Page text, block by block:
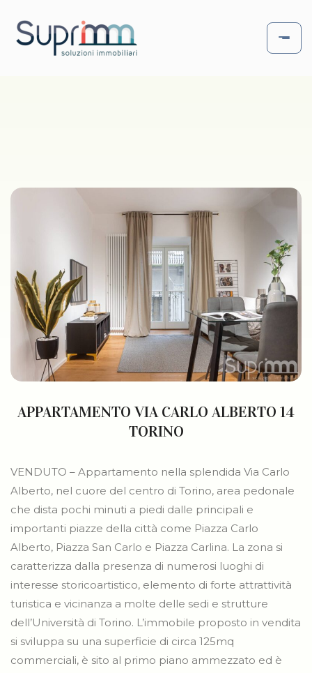
APPARTAMENTO VIA CARLO ALBERTO 14
TORINO
VENDUTO – Appartamento nella splendida Via Carlo
Alberto, nel cuore del centro di Torino, area pedonale
che dista pochi minuti a piedi dalle principali e
importanti piazze della città come Piazza Carlo
Alberto, Piazza San Carlo e Piazza Carlina. La zona si
caratterizza dalla presenza di numerosi luoghi di
interesse storicoartistico, elemento di forte attrattività
turistica e vicinanza a molte delle sedi e strutture
dell’Università di Torino. L’immobile proposto in vendita
si sviluppa su una superficie di circa 125mq
commerciali, è sito al primo piano ammezzato ed è